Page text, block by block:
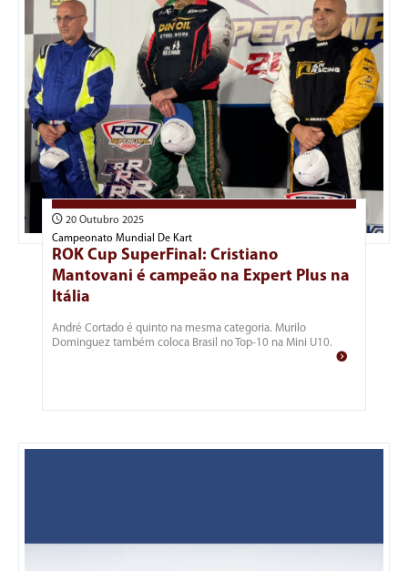
20 Outubro 2025
Campeonato Mundial De Kart
ROK Cup SuperFinal: Cristiano
Mantovani é campeão na Expert Plus na
Itália
André Cortado é quinto na mesma categoria. Murilo
Dominguez também coloca Brasil no Top-10 na Mini U10.